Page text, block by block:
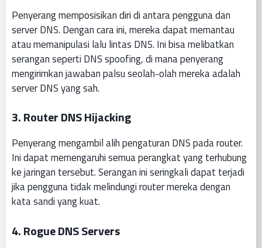
Penyerang memposisikan diri di antara pengguna dan
server DNS. Dengan cara ini, mereka dapat memantau
atau memanipulasi lalu lintas DNS. Ini bisa melibatkan
serangan seperti DNS spoofing, di mana penyerang
mengirimkan jawaban palsu seolah-olah mereka adalah
server DNS yang sah.
3.Router DNS Hijacking
Penyerang mengambil alih pengaturan DNS pada router.
Ini dapat memengaruhi semua perangkat yang terhubung
ke jaringan tersebut. Serangan ini seringkali dapat terjadi
jika pengguna tidak melindungi router mereka dengan
kata sandi yang kuat.
4.Rogue DNS Servers